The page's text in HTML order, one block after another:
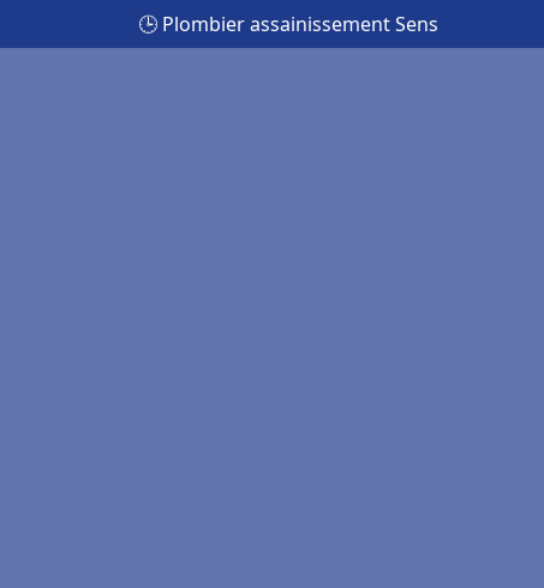
🕒 Plombier assainissement Sens